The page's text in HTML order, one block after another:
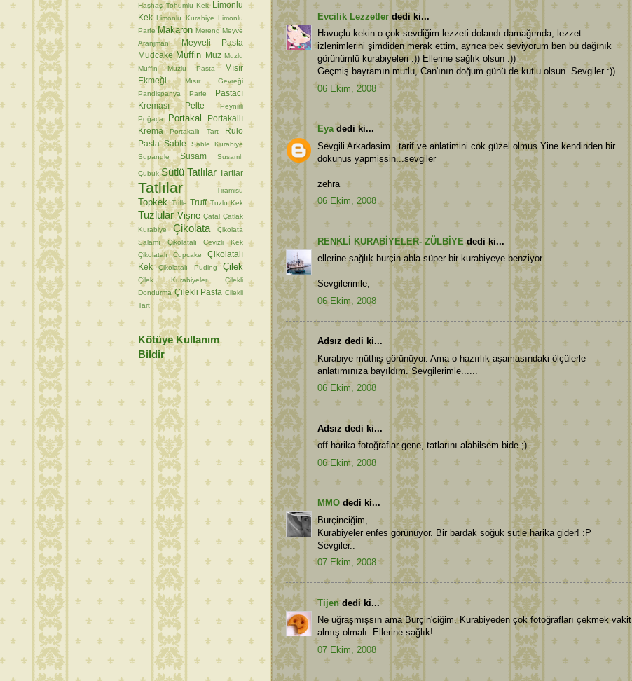
Evcilik Lezzetler dedi ki...
Havuçlu kekin o çok sevdiğim lezzeti dolandı damağımda, lezzet
izlenimlerini şimdiden merak ettim, ayrıca pek seviyorum ben bu dağınık
görünümlü kurabiyeleri :)) Ellerine sağlık olsun :))
Geçmiş bayramın mutlu, Can'ının doğum günü de kutlu olsun. Sevgiler :))
06 Ekim, 2008
Eyadedi ki...
Sevgili Arkadasim...tarif ve anlatimini cok güzel olmus.Yine kendinden bir
dokunus yapmissin...sevgiler
zehra
06 Ekim, 2008
RENKLİ KURABİYELER- ZÜLBİYE dedi ki...
ellerine sağlık burçin abla süper bir kurabiyeye benziyor.
Sevgilerimle,
06 Ekim, 2008
Adsız dedi ki...
Kurabiye müthiş görünüyor. Ama o hazırlık aşamasındaki ölçülerle
anlatımınıza bayıldım. Sevgilerimle......
06 Ekim, 2008
Adsız dedi ki...
off harika fotoğraflar gene, tatlarını alabilsem bide ;)
06 Ekim, 2008
MMO dedi ki...
Burçinciğim,
Kurabiyeler enfes görünüyor. Bir bardak soğuk sütle harika gider! :P
Sevgiler..
07 Ekim, 2008
Tijendedi ki...
Ne uğraşmışsın ama Burçin'ciğim. Kurabiyeden çok fotoğrafları çekmek vakit
almış olmalı. Ellerine sağlık!
07 Ekim, 2008
Haşhaş Tohumlu Kek
Limonlu
Kek Limonlu Kurabiye Limonlu
Parfe Makaron Mereng Meyve
Aranjmanı
Meyveli Pasta
Mudcake Muffin Muz Muzlu
Muffin
Muzlu Pasta
Mısır
Ekmeği
Mısır Gevreği
Pandispanya
Parfe
Pastacı
Kreması
Pelte
Peynirli
Poğaça
Portakal
Portakallı
Krema
Portakallı Tart
Rulo
Pasta Sable
Sable Kurabiye
Supangle
Susam Susamlı
Çubuk Sütlü Tatlılar Tartlar
Tatlılar Tiramisu
Topkek Trifle Truff Tuzlu Kek
Tuzlular Vişne Çatal Çatlak
Kurabiye
Çikolata
Çikolata
Salamı
Çikolatalı Cevizli Kek
Çikolatalı Cupcake
Çikolatalı
Kek
Çikolatalı Puding Çilek
Çilek Kurabiyeler
Çilekli
Dondurma Çilekli Pasta Çilekli
Tart
Kötüye Kullanım
Bildir